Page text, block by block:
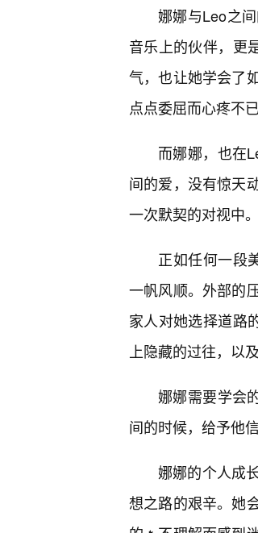
娜娜与Leo之
音乐上的伙伴，更
气，也让她学会了
点点委屈而心疼不已
而娜娜，也在
间的爱，没有惊天
一次默契的对视中。
正如任何一段
一帆风顺。外部的
家人对她选择道路
上隐藏的过往，以
娜娜需要学会
间的时候，给予他
娜娜的个人成
想之路的艰辛。她